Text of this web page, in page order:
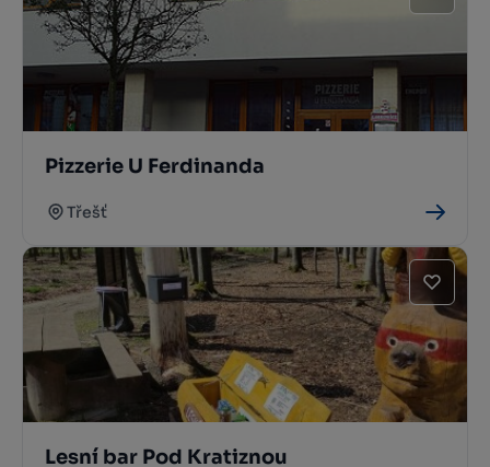
Pizzerie U Ferdinanda
Třešť
Lesní bar Pod Kratiznou